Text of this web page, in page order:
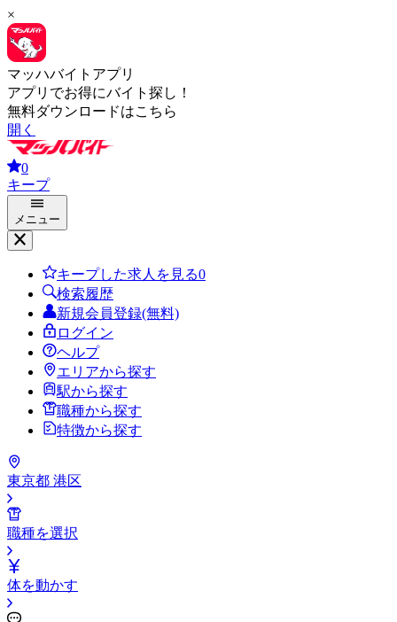
×
マッハバイトアプリ
アプリでお得にバイト探し！
無料ダウンロードはこちら
開く
0
キープ
メニュー
キープした求人を見る0
検索履歴
新規会員登録(無料)
ログイン
ヘルプ
エリアから探す
駅から探す
職種から探す
特徴から探す
東京都 港区
職種を選択
体を動かす